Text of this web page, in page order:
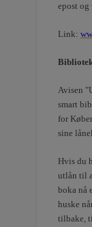
epost og
Link:
Avisen
smart
for
sine
Hvis du
utlån til
boka nå
huske
tilbake,